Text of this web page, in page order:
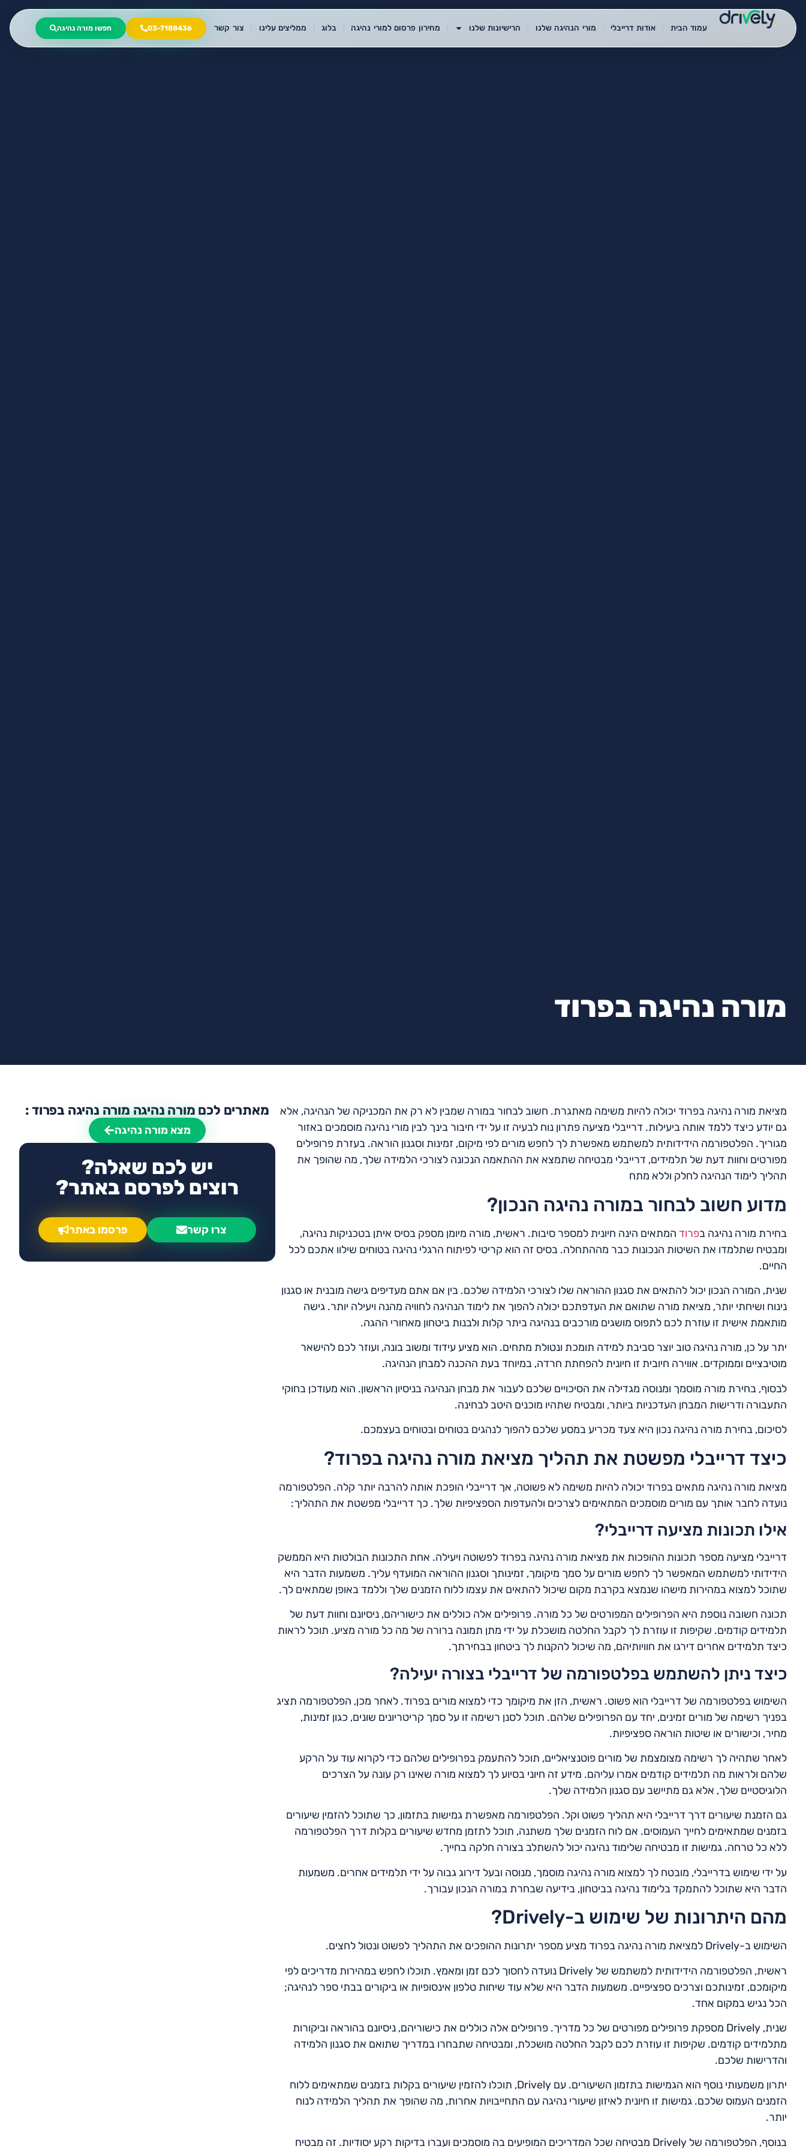
עמוד הבית אודות דרייבלי מורי הנהיגה שלנו הרישיונות שלנו מחירון פרסום למורי נהיגה בלוג ממליצים עלינו צור קשר 03-7188436 חפשו מורה נהיגה
מורה נהיגה בפרוד
מציאת מורה נהיגה בפרוד יכולה להיות משימה מאתגרת. חשוב לבחור במורה שמבין לא רק את המכניקה של הנהיגה, אלא
גם יודע כיצד ללמד אותה ביעילות. דרייבלי מציעה פתרון נוח לבעיה זו על ידי חיבור בינך לבין מורי נהיגה מוסמכים באזור
מגוריך. הפלטפורמה הידידותית למשתמש מאפשרת לך לחפש מורים לפי מיקום, זמינות וסגנון הוראה. בעזרת פרופילים
מפורטים וחוות דעת של תלמידים, דרייבלי מבטיחה שתמצא את ההתאמה הנכונה לצורכי הלמידה שלך, מה שהופך את
תהליך לימוד הנהיגה לחלק וללא מתח
מדוע חשוב לבחור במורה נהיגה הנכון?
בחירת מורה נהיגה בפרוד המתאים הינה חיונית למספר סיבות. ראשית, מורה מיומן מספק בסיס איתן בטכניקות נהיגה,
ומבטיח שתלמדו את השיטות הנכונות כבר מההתחלה. בסיס זה הוא קריטי לפיתוח הרגלי נהיגה בטוחים שילוו אתכם לכל
החיים.
שנית, המורה הנכון יכול להתאים את סגנון ההוראה שלו לצורכי הלמידה שלכם. בין אם אתם מעדיפים גישה מובנית או סגנון
נינוח ושיחתי יותר, מציאת מורה שתואם את העדפתכם יכולה להפוך את לימוד הנהיגה לחוויה מהנה ויעילה יותר. גישה
מותאמת אישית זו עוזרת לכם לתפוס מושגים מורכבים בנהיגה ביתר קלות ולבנות ביטחון מאחורי ההגה.
יתר על כן, מורה נהיגה טוב יוצר סביבת למידה תומכת ונטולת מתחים. הוא מציע עידוד ומשוב בונה, ועוזר לכם להישאר
מוטיבציים וממוקדים. אווירה חיובית זו חיונית להפחתת חרדה, במיוחד בעת ההכנה למבחן הנהיגה.
לבסוף, בחירת מורה מוסמך ומנוסה מגדילה את הסיכויים שלכם לעבור את מבחן הנהיגה בניסיון הראשון. הוא מעודכן בחוקי
התעבורה ודרישות המבחן העדכניות ביותר, ומבטיח שתהיו מוכנים היטב לבחינה.
לסיכום, בחירת מורה נהיגה נכון היא צעד מכריע במסע שלכם להפוך לנהגים בטוחים ובטוחים בעצמכם.
כיצד דרייבלי מפשטת את תהליך מציאת מורה נהיגה בפרוד?
מציאת מורה נהיגה מתאים בפרוד יכולה להיות משימה לא פשוטה, אך דרייבלי הופכת אותה להרבה יותר קלה. הפלטפורמה
נועדה לחבר אותך עם מורים מוסמכים המתאימים לצרכים ולהעדפות הספציפיות שלך. כך דרייבלי מפשטת את התהליך:
אילו תכונות מציעה דרייבלי?
דרייבלי מציעה מספר תכונות ההופכות את מציאת מורה נהיגה בפרוד לפשוטה ויעילה. אחת התכונות הבולטות היא הממשק
הידידותי למשתמש המאפשר לך לחפש מורים על סמך מיקומך, זמינותך וסגנון ההוראה המועדף עליך. משמעות הדבר היא
שתוכל למצוא במהירות מישהו שנמצא בקרבת מקום שיכול להתאים את עצמו ללוח הזמנים שלך וללמד באופן שמתאים לך.
תכונה חשובה נוספת היא הפרופילים המפורטים של כל מורה. פרופילים אלה כוללים את כישוריהם, ניסיונם וחוות דעת של
תלמידים קודמים. שקיפות זו עוזרת לך לקבל החלטה מושכלת על ידי מתן תמונה ברורה של מה כל מורה מציע. תוכל לראות
כיצד תלמידים אחרים דירגו את חוויותיהם, מה שיכול להקנות לך ביטחון בבחירתך.
כיצד ניתן להשתמש בפלטפורמה של דרייבלי בצורה יעילה?
השימוש בפלטפורמה של דרייבלי הוא פשוט. ראשית, הזן את מיקומך כדי למצוא מורים בפרוד. לאחר מכן, הפלטפורמה תציג
בפניך רשימה של מורים זמינים, יחד עם הפרופילים שלהם. תוכל לסנן רשימה זו על סמך קריטריונים שונים, כגון זמינות,
מחיר, וכישורים או שיטות הוראה ספציפיות.
לאחר שתהיה לך רשימה מצומצמת של מורים פוטנציאליים, תוכל להתעמק בפרופילים שלהם כדי לקרוא עוד על הרקע
שלהם ולראות מה תלמידים קודמים אמרו עליהם. מידע זה חיוני בסיוע לך למצוא מורה שאינו רק עונה על הצרכים
הלוגיסטיים שלך, אלא גם מתיישב עם סגנון הלמידה שלך.
גם הזמנת שיעורים דרך דרייבלי היא תהליך פשוט וקל. הפלטפורמה מאפשרת גמישות בתזמון, כך שתוכל להזמין שיעורים
בזמנים שמתאימים לחייך העמוסים. אם לוח הזמנים שלך משתנה, תוכל לתזמן מחדש שיעורים בקלות דרך הפלטפורמה
ללא כל טרחה. גמישות זו מבטיחה שלימוד נהיגה יכול להשתלב בצורה חלקה בחייך.
על ידי שימוש בדרייבלי, מובטח לך למצוא מורה נהיגה מוסמך, מנוסה ובעל דירוג גבוה על ידי תלמידים אחרים. משמעות
הדבר היא שתוכל להתמקד בלימוד נהיגה בביטחון, בידיעה שבחרת במורה הנכון עבורך.
מהם היתרונות של שימוש ב-Drively?
השימוש ב-Drively למציאת מורה נהיגה בפרוד מציע מספר יתרונות ההופכים את התהליך לפשוט ונטול לחצים.
ראשית, הפלטפורמה הידידותית למשתמש של Drively נועדה לחסוך לכם זמן ומאמץ. תוכלו לחפש במהירות מדריכים לפי
מיקומכם, זמינותכם וצרכים ספציפיים. משמעות הדבר היא שלא עוד שיחות טלפון אינסופיות או ביקורים בבתי ספר לנהיגה;
הכל נגיש במקום אחד.
שנית, Drively מספקת פרופילים מפורטים של כל מדריך. פרופילים אלה כוללים את כישוריהם, ניסיונם בהוראה וביקורות
מתלמידים קודמים. שקיפות זו עוזרת לכם לקבל החלטה מושכלת, ומבטיחה שתבחרו במדריך שתואם את סגנון הלמידה
והדרישות שלכם.
יתרון משמעותי נוסף הוא הגמישות בתזמון השיעורים. עם Drively, תוכלו להזמין שיעורים בקלות בזמנים שמתאימים ללוח
הזמנים העמוס שלכם. גמישות זו חיונית לאיזון שיעורי נהיגה עם התחייבויות אחרות, מה שהופך את תהליך הלמידה לנוח
יותר.
בנוסף, הפלטפורמה של Drively מבטיחה שכל המדריכים המופיעים בה מוסמכים ועברו בדיקות רקע יסודיות. זה מבטיח
מאתרים לכם מורה נהיגה מורה נהיגה בפרוד :
מצא מורה נהיגה
יש לכם שאלה?
רוצים לפרסם באתר?
צרו קשר פרסמו באתר